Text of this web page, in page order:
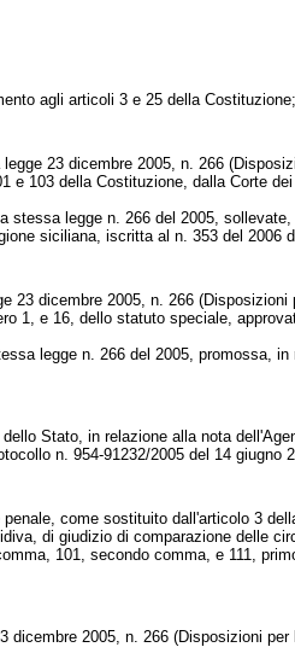
agli articoli 3 e 25 della Costituzione;
23 dicembre 2005, n. 266
e 103 della Costituzione, dalla Corte
legge n. 266 del 2005,
siciliana, iscritta al n. 353 del 2006
23 dicembre 2005, n. 266 (Disposizioni
1, e 16, dello statuto speciale,
legge n. 266 del 2005, promossa,
Stato, in relazione alla nota
n. 954-91232/2005 del 14 giugno
come sostituito dall'articolo 3
di giudizio di comparazione delle
101, secondo comma, e 111,
2005, n. 266 (Disposizioni